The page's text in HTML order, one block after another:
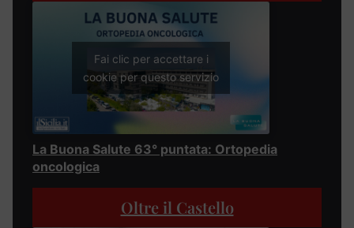
Fai clic per accettare i
cookie per questo servizio
La Buona Salute 63° puntata: Ortopedia
oncologica
Oltre il Castello